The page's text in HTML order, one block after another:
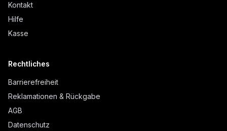
Kontakt
Hilfe
Kasse
Rechtliches
Barrierefreiheit
Reklamationen & Rückgabe
AGB
Datenschutz